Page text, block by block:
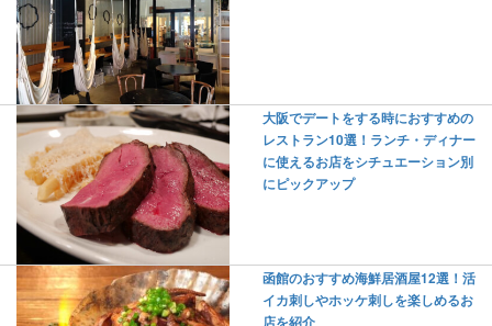
大阪でデートをする時におすすめの
レストラン10選！ランチ・ディナー
に使えるお店をシチュエーション別
にピックアップ
函館のおすすめ海鮮居酒屋12選！活
イカ刺しやホッケ刺しを楽しめるお
店を紹介